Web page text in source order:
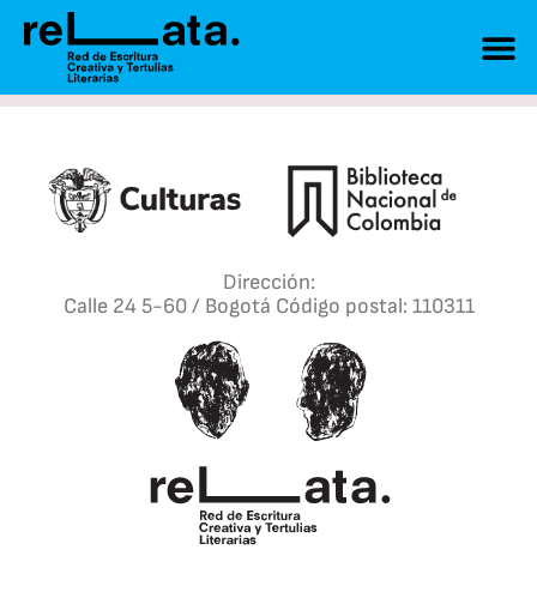
Dirección:
Calle 24 5-60 / Bogotá Código postal: 110311